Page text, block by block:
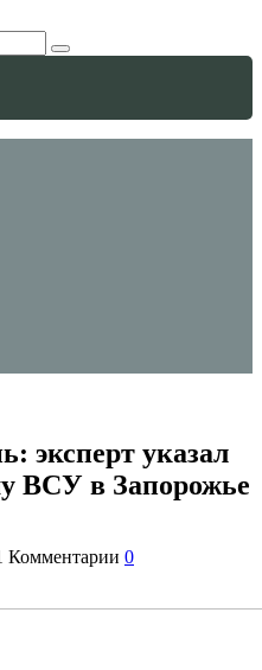
эксперт указал
ВСУ в Запорожье
Комментарии 0